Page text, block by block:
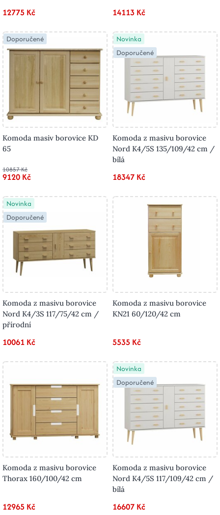
12775 Kč 14113 Kč
Doporučené
Komoda masiv borovice KD
65
10857 Kč
9120 Kč
Novinka
Doporučené
Komoda z masivu borovice
Nord K4/5S 135/109/42 cm /
bílá
18347 Kč
Novinka
Doporučené
Komoda z masivu borovice
Nord K4/3S 117/75/42 cm /
přírodní
10061 Kč
Komoda z masivu borovice
KN21 60/120/42 cm
5535 Kč
Komoda z masivu borovice
Thorax 160/100/42 cm
12965 Kč
Novinka
Doporučené
Komoda z masivu borovice
Nord K4/5S 117/109/42 cm /
bílá
16607 Kč